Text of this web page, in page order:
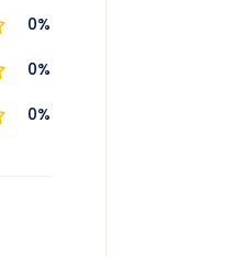
0%
0%
0%